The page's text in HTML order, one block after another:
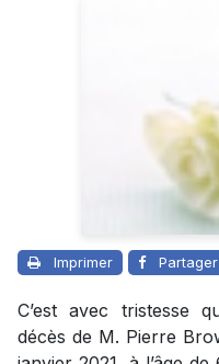
Imprimer Partager
C’est avec tristesse
décès de M. Pierre